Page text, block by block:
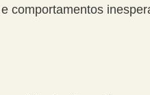
comportamentos